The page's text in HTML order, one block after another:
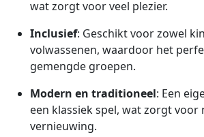
wat zorgt voor veel plezier.
Inclusief: Geschikt voor zowel
volwassenen, waardoor het
gemengde groepen.
Modern en traditioneel: Een
een klassiek spel, wat zorgt voor
vernieuwing.